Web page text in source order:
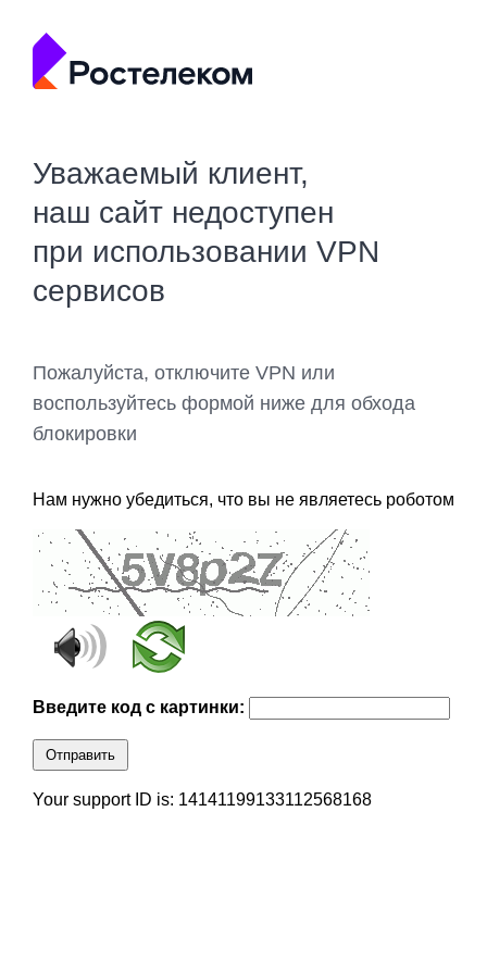
Уважаемый клиент,
наш сайт недоступен
при использовании VPN
сервисов
Пожалуйста, отключите VPN или
воспользуйтесь формой ниже для обхода
блокировки
Нам нужно убедиться, что вы не являетесь роботом
Введите код с картинки:
Отправить
Your support ID is: 14141199133112568168